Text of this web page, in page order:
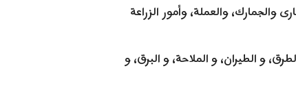
والجمارك، والعملة، وأمور الزراعة
و الطيران، و الملاحة، و البرق، و